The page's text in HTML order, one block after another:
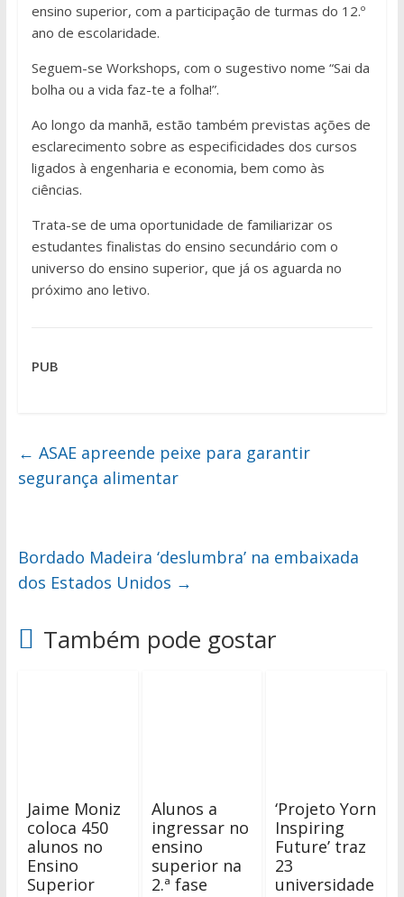
ensino superior, com a participação de turmas do 12.º
ano de escolaridade.
Seguem-se Workshops, com o sugestivo nome “Sai da
bolha ou a vida faz-te a folha!”.
Ao longo da manhã, estão também previstas ações de
esclarecimento sobre as especificidades dos cursos
ligados à engenharia e economia, bem como às
ciências.
Trata-se de uma oportunidade de familiarizar os
estudantes finalistas do ensino secundário com o
universo do ensino superior, que já os aguarda no
próximo ano letivo.
PUB
← ASAE apreende peixe para garantir
segurança alimentar
Bordado Madeira ‘deslumbra’ na embaixada
dos Estados Unidos →
Também pode gostar
Jaime Moniz
coloca 450
alunos no
Ensino
Superior
Alunos a
ingressar no
ensino
superior na
2.ª fase
‘Projeto Yorn
Inspiring
Future’ traz
23
universidade